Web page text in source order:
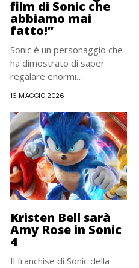
film di Sonic che
abbiamo mai
fatto!”
Sonic è un personaggio che
ha dimostrato di saper
regalare enormi
16 MAGGIO 2026
Kristen Bell sarà
Amy Rose in Sonic
4
Il franchise di Sonic della